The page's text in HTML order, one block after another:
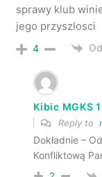
sprawy klub
jego przyszlosci
4
Kibic MGKS 1
Reply to
Dokładnie –
Konfliktową